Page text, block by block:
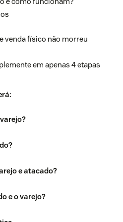
venda físico não morreu
em apenas 4 etapas
e atacado?
e o varejo?